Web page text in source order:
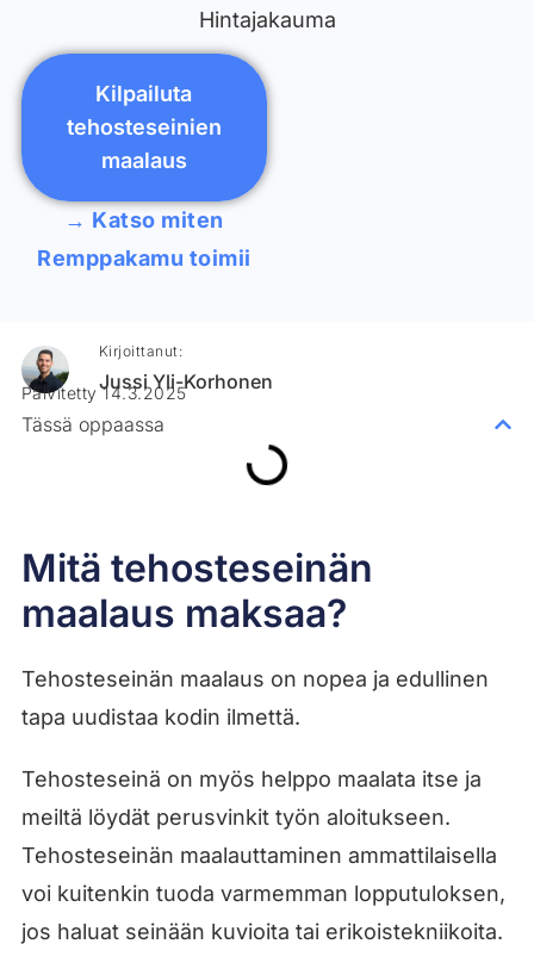
Hintajakauma
Kilpailuta
tehosteseinien
maalaus
→ Katso miten
Remppakamu toimii
Mitä tehosteseinän
maalaus maksaa?
Tehosteseinän maalaus on nopea ja edullinen
tapa uudistaa kodin ilmettä.
Tehosteseinä on myös helppo maalata itse ja
meiltä löydät perusvinkit työn aloitukseen.
Tehosteseinän maalauttaminen ammattilaisella
voi kuitenkin tuoda varmemman lopputuloksen,
jos haluat seinään kuvioita tai erikoistekniikoita.
Kirjoittanut:
Jussi Yli-Korhonen
Päivitetty 14.3.2025
Tässä oppaassa